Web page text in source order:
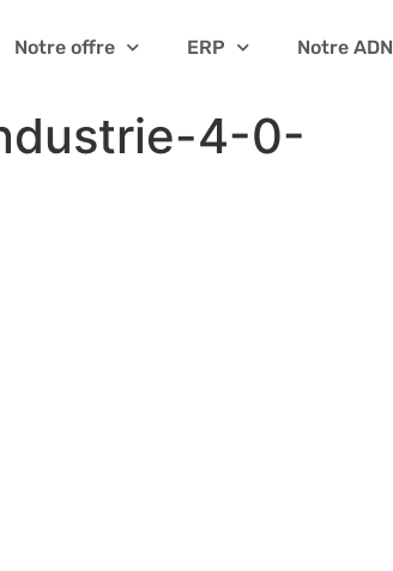
Notre offre ERP Notre ADN
4-0-